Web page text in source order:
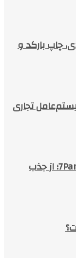
چاپ بارکد و
تجاری
خدمات شبکه‌های اجتماعی 7Panel؛ از جذب